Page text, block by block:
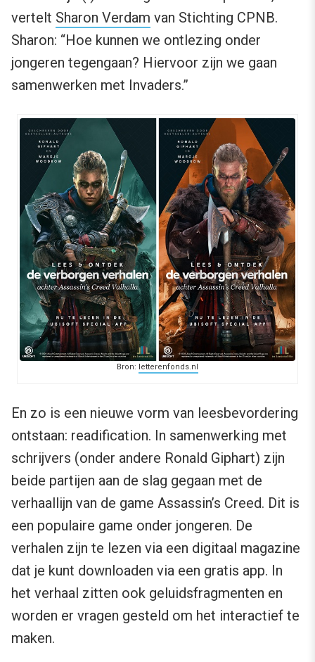
vertelt Sharon Verdam van Stichting CPNB.
Sharon: “Hoe kunnen we ontlezing onder
jongeren tegengaan? Hiervoor zijn we gaan
samenwerken met Invaders.”
Bron: letterenfonds.nl
En zo is een nieuwe vorm van leesbevordering
ontstaan: readification. In samenwerking met
schrijvers (onder andere Ronald Giphart) zijn
beide partijen aan de slag gegaan met de
verhaallijn van de game Assassin’s Creed. Dit is
een populaire game onder jongeren. De
verhalen zijn te lezen via een digitaal magazine
dat je kunt downloaden via een gratis app. In
het verhaal zitten ook geluidsfragmenten en
worden er vragen gesteld om het interactief te
maken.